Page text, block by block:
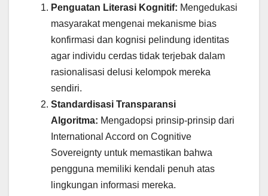
Penguatan Literasi Kognitif: Mengedukasi
masyarakat mengenai mekanisme bias
konfirmasi dan kognisi pelindung identitas
agar individu cerdas tidak terjebak dalam
rasionalisasi delusi kelompok mereka
sendiri.
Standardisasi Transparansi
Algoritma: Mengadopsi prinsip-prinsip dari
International Accord on Cognitive
Sovereignty untuk memastikan bahwa
pengguna memiliki kendali penuh atas
lingkungan informasi mereka.